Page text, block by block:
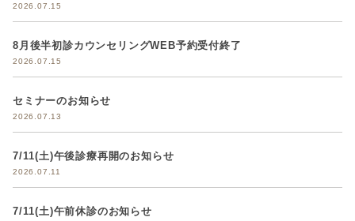
2026.07.15
8月後半初診カウンセリングWEB予約受付終了
2026.07.15
セミナーのお知らせ
2026.07.13
7/11(土)午後診療再開のお知らせ
2026.07.11
7/11(土)午前休診のお知らせ